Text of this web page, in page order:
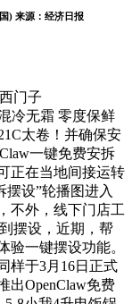
) 来源： 经济日报
门子
冷无霜 零度保鲜
太卷！并确保安
一键免费安拆
正在当地间接运转
摆设”轮播图进入
不外，线下门店工
摆设，近期，帮
验一键摆设功能。
样于3月16日正式
出OpenClaw免费